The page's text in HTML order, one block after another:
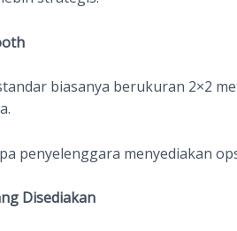
biasanya berukuran 2×2
penyelenggara menyediakan
Disediakan